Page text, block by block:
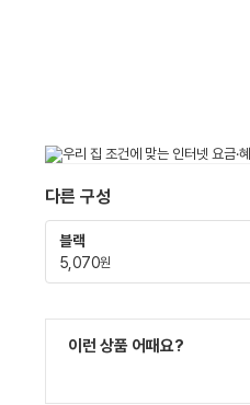
다른 구성
블랙
5,070원
이런 상품 어때요?